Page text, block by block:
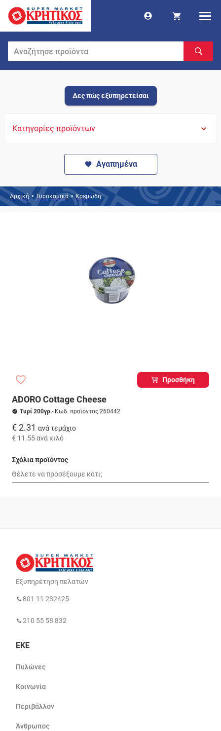
Δες πώς εξυπηρετείσαι
Κατηγορίες προϊόντων
Αγαπημένα
Αρχική > Τυροκομικά > Κρεμώδη
Προσθήκη
ADORO Cottage Cheese
Τυρί 200γρ.- Κωδ. προϊόντος 260442
€ 2.31 ανά τεμάχιο
€ 11.55ανά κιλό
Σχόλια προϊόντος
Εξυπηρέτηση πελατών
801 11 232425
210 55 58 832
ΕΚΕ
Πυλώνες
Κοινωνία
Περιβάλλον
Άνθρωπος